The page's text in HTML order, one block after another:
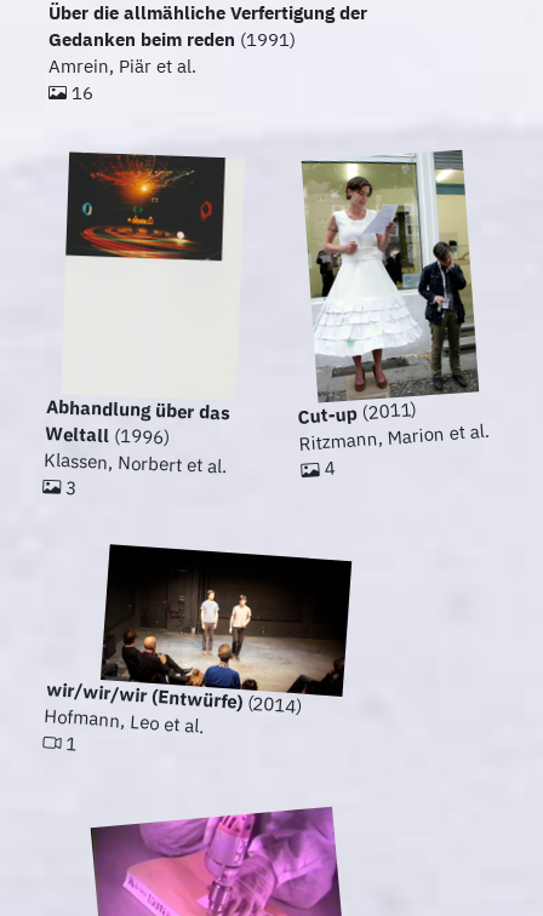
Über die allmähliche Verfertigung der
Gedanken beim reden (1991)
Amrein, Piär et al.
16
Abhandlung über das
Weltall(1996)
Klassen, Norbert et al.
3
Cut-up(2011)
Ritzmann, Marion et al.
4
wir/wir/wir (Entwürfe)(2014)
Hofmann, Leo et al.
1